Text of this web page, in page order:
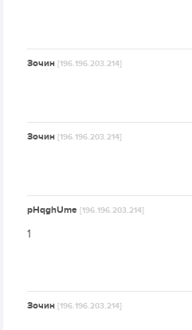
Зочин[196.196.203.214]
Зочин[196.196.203.214]
pHqghUme[196.196.203.214]
1
Зочин[196.196.203.214]